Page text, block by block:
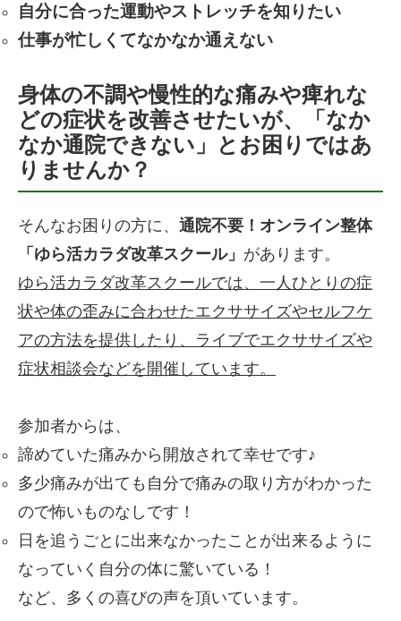
自分に合った運動やストレッチを知りたい
仕事が忙しくてなかなか通えない
身体の不調や慢性的な痛みや痺れな
どの症状を改善させたいが、「なか
なか通院できない」とお困りではあ
りませんか？
そんなお困りの方に、 通院不要！オンライン整体
「ゆら活カラダ改革スクール」 があります。
ゆら活カラダ改革スクールでは、一人ひとりの症
状や体の歪みに合わせたエクササイズやセルフケ
アの方法を提供したり、ライブでエクササイズや
症状相談会などを開催しています。
参加者からは、
諦めていた痛みから開放されて幸せです♪
多少痛みが出ても自分で痛みの取り方がわかった
ので怖いものなしです！
日を追うごとに出来なかったことが出来るように
なっていく自分の体に驚いている！
など、多くの喜びの声を頂いています。